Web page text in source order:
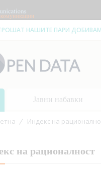
ТРОШАТ НАШИТЕ ПАРИ
Јавни набавки
Индекс на
на рационалност